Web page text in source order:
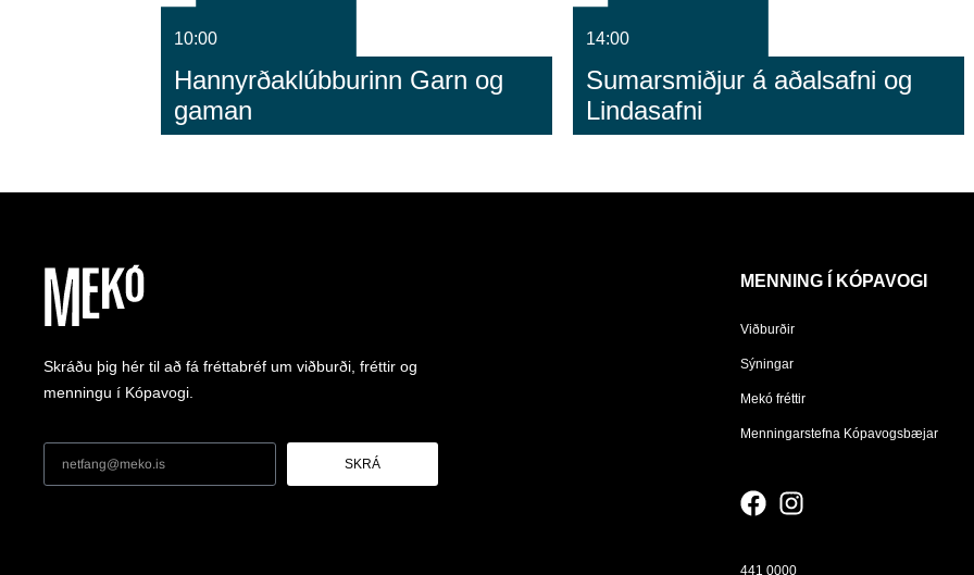
10:00
Hannyrðaklúbburinn Garn og
gaman
14:00
Sumarsmiðjur á aðalsafni og
Lindasafni
Skráðu þig hér til að fá fréttabréf um viðburði, fréttir og
menningu í Kópavogi.
SKRÁ
MENNING Í KÓPAVOGI
Viðburðir
Sýningar
Mekó fréttir
Menningarstefna Kópavogsbæjar
441 0000